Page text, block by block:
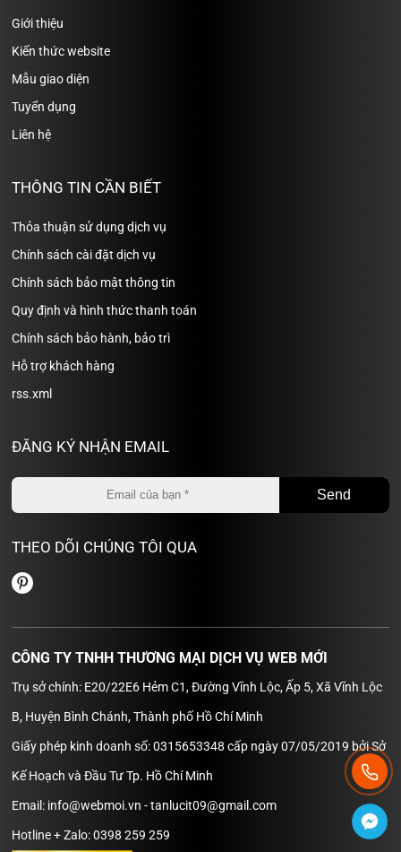
Giới thiệu
Kiến thức website
Mẫu giao diện
Tuyển dụng
Liên hệ
THÔNG TIN CẦN BIẾT
Thỏa thuận sử dụng dịch vụ
Chính sách cài đặt dịch vụ
Chính sách bảo mật thông tin
Quy định và hình thức thanh toán
Chính sách bảo hành, bảo trì
Hỗ trợ khách hàng
rss.xml
ĐĂNG KÝ NHẬN EMAIL
THEO DÕI CHÚNG TÔI QUA
CÔNG TY TNHH THƯƠNG MẠI DỊCH VỤ WEB MỚI
Trụ sở chính: E20/22E6 Hẻm C1, Đường Vĩnh Lộc, Ấp 5, Xã Vĩnh Lộc
B, Huyện Bình Chánh, Thành phố Hồ Chí Minh
Giấy phép kinh doanh số: 0315653348 cấp ngày 07/05/2019 bởi Sở
Kế Hoạch và Đầu Tư Tp. Hồ Chí Minh
Email: info@webmoi.vn - tanlucit09@gmail.com
Hotline + Zalo: 0398 259 259